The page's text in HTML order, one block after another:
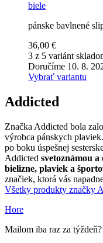
biele
pánske bavlnené
36,00 €
3 z 5 variánt
Doručíme 10. 8.
Vybrať variantu
Addicted
Značka Addicted bola
výrobca pánskych
po boku úspešnej
Addicted svetoznámou
bielizne, plaviek a
značiek, ktorá vás
Všetky produkty značky
Hore
Mailom iba raz za